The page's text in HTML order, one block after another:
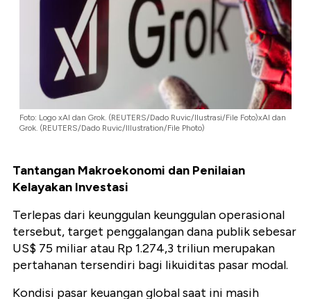
Foto: Logo xAI dan Grok. (REUTERS/Dado Ruvic/Ilustrasi/File Foto)xAI dan
Grok. (REUTERS/Dado Ruvic/Illustration/File Photo)
Tantangan Makroekonomi dan Penilaian
Kelayakan Investasi
Terlepas dari keunggulan keunggulan operasional
tersebut, target penggalangan dana publik sebesar
US$ 75 miliar atau Rp 1.274,3 triliun merupakan
pertahanan tersendiri bagi likuiditas pasar modal.
Kondisi pasar keuangan global saat ini masih